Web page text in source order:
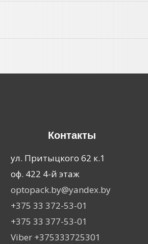
Контакты
ул. Притыцкого 62 к.1
оф. 422 4-й этаж
optopack.by@yandex.by
+375 33 372-53-01
+375 33 377-53-01
Viber +375333725301